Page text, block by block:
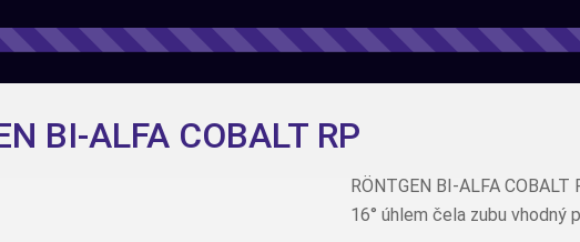
BI-ALFA COBALT RP
RÖNTGEN BI-ALFA
16° úhlem čela zubu vhodný